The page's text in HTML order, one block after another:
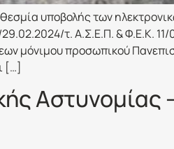
υποβολής των
τ. Α.Σ.Ε.Π. & Φ.Ε.Κ. 11/
μόνιμου προσωπικού
[…]
Αστυνομίας